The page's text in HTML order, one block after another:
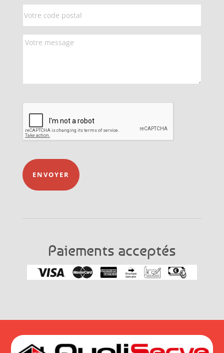
ENVOYER
Paiements acceptés